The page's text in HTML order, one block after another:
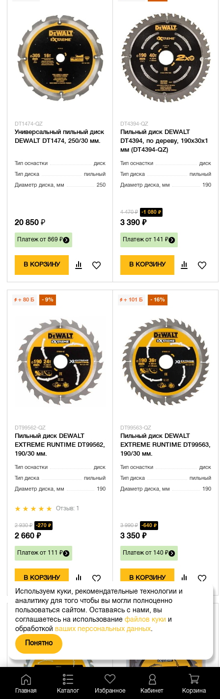
Используем куки, рекомендательные технологии и
аналитику для того чтобы вы могли полноценно
пользоваться сайтом. Оставаясь с нами, вы
соглашаетесь на использование файлов куки и
обработкой ваших персональных данных.
Понятно
DT1474-QZ
Универсальный пильный диск
DEWALT DT1474, 250/30 мм.
Тип оснастки диск
Тип диска пильный
Диаметр диска, мм 250
20 850 ₽
Платеж от 869 ₽
В КОРЗИНУ
DT4394-QZ
Пильный диск DEWALT
DT4394, по дереву, 190х30х1
мм (DT4394-QZ)
Тип оснастки диск
Тип диска пильный
Диаметр диска, мм 190
4 470 ₽ 1 080 ₽
3 390 ₽
Платеж от 141 ₽
В КОРЗИНУ
+ 80 Б 9%
DT99562-QZ
Пильный диск DEWALT
EXTREME RUNTIME DT99562,
190/30 мм.
Тип оснастки диск
Тип диска пильный
Диаметр диска, мм 190
Отзыв: 1
2 930 ₽ 270 ₽
2 660 ₽
Платеж от 111 ₽
В КОРЗИНУ
+ 101 Б 16%
DT99563-QZ
Пильный диск DEWALT
EXTREME RUNTIME DT99563,
190/30 мм.
Тип оснастки диск
Тип диска пильный
Диаметр диска, мм 190
3 990 ₽ 640 ₽
3 350 ₽
Платеж от 140 ₽
В КОРЗИНУ
+ 169 Б + 108 Б 26%
Главная Каталог Избранное Кабинет Корзина